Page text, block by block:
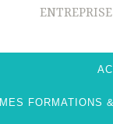
MES FORMATIONS